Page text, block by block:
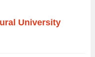
University